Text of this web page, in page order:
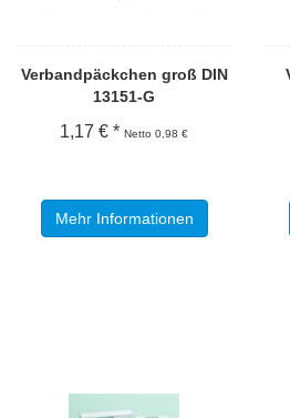
Verbandpäckchen groß DIN
13151-G
1,17 € * Netto 0,98 €
Mehr Informationen